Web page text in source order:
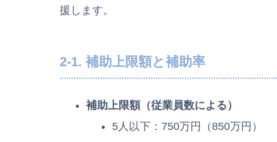
援します。
2-1. 補助上限額と補助率
補助上限額（従業員数による）
5人以下：750万円（850万円）